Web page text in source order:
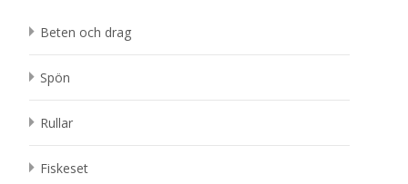
Beten och drag
Spön
Rullar
Fiskeset